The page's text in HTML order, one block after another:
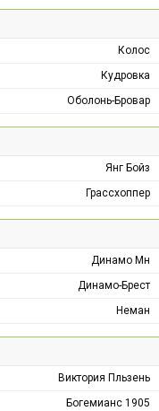
Колос
Кудровка
Оболонь-Бровар
Янг Бойз
Грассхоппер
Динамо Мн
Динамо-Брест
Неман
Виктория Пльзень
Богемианс 1905